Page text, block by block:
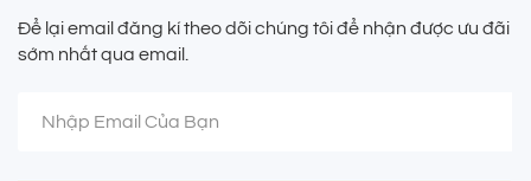
Để lại email đăng kí theo dõi chúng tôi để nhận được ưu đãi
sớm nhất qua email.